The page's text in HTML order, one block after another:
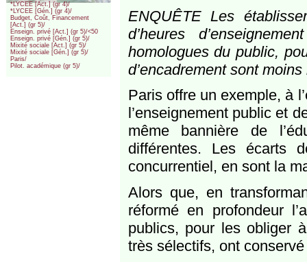
*LYCEE [Act.] (gr 4)/
*LYCEE [Gén.] (gr 4)/
Budget, Coût, Financement
[Act.] (gr 5)/
Enseign. privé [Act.] (gr 5)/<50
Enseign. privé [Gén.] (gr 5)/
Mixité sociale [Act.] (gr 5)/
Mixité sociale [Gén.] (gr 5)/
Paris/
Pilot. académique (gr 5)/
ENQUÊTE Les
d’heures
homologues du public,
d’encadrement sont
Paris offre un exemple, à
l’enseignement public et
même bannière de
différentes. Les écarts
concurrentiel, en sont la
Alors que, en
réformé en profondeur
publics, pour les obliger
très sélectifs, ont